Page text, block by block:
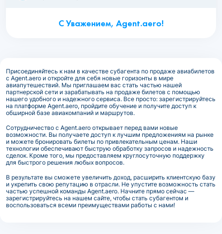
С Уважением, Agent.aero!
Присоединяйтесь к нам в качестве субагента по продаже авиабилетов
с Agent.aero и откройте для себя новые горизонты в мире
авиапутешествий. Мы приглашаем вас стать частью нашей
партнерской сети и зарабатывать на продаже билетов с помощью
нашего удобного и надежного сервиса. Все просто: зарегистрируйтесь
на платформе Agent.aero, пройдите обучение и получите доступ к
обширной базе авиакомпаний и маршрутов.
Сотрудничество с Agent.aero открывает перед вами новые
возможности. Вы получаете доступ к лучшим предложениям на рынке
и можете бронировать билеты по привлекательным ценам. Наши
технологии обеспечивают быструю обработку запросов и надежность
сделок. Кроме того, мы предоставляем круглосуточную поддержку
для быстрого решения любых вопросов.
В результате вы сможете увеличить доход, расширить клиентскую базу
и укрепить свою репутацию в отрасли. Не упустите возможность стать
частью успешной команды Agent.aero. Начните прямо сейчас —
зарегистрируйтесь на нашем сайте, чтобы стать субагентом и
воспользоваться всеми преимуществами работы с нами!